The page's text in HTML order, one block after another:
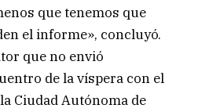
que tenemos que
el informe», concluyó.
que no envió
de la víspera con el
Ciudad Autónoma de